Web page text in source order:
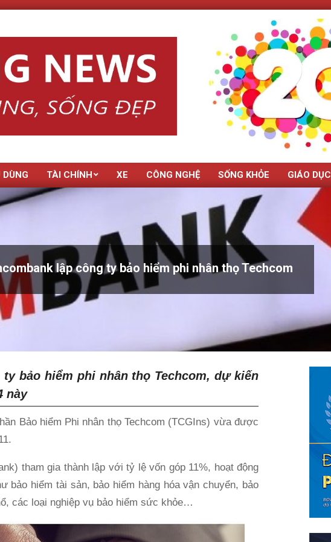
TÀI CHÍNH XE CÔNG NGHỆ SỐNG KHỎE GIÁO DỤC
lập công ty bảo hiểm phi nhân thọ Techcom
bảo hiểm phi nhân thọ Techcom, dự kiến
này
Bảo hiểm Phi nhân thọ Techcom (TCGIns) vừa được
tham gia thành lập với tỷ lệ vốn góp 11%, hoạt động
bảo hiểm tài sản, bảo hiểm hàng hóa vận chuyển, bảo
các loại nghiệp vụ bảo hiểm sức khỏe…